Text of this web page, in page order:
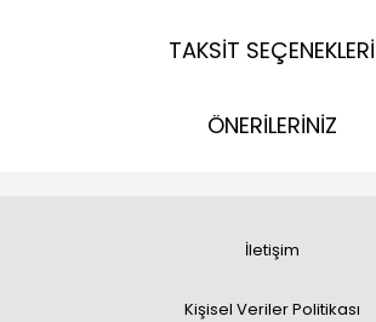
TAKSİT SEÇENEKLERİ
ÖNERİLERİNİZ
İletişim
Kişisel Veriler Politikası